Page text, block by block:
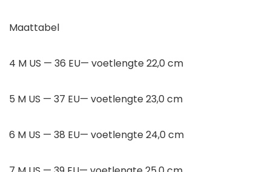
Maattabel
4 M US — 36 EU— voetlengte 22,0 cm
5 M US — 37 EU— voetlengte 23,0 cm
6 M US — 38 EU— voetlengte 24,0 cm